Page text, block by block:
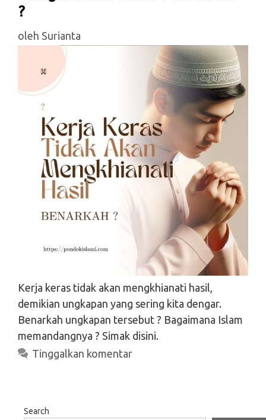
?
oleh Surianta
Kerja keras tidak akan mengkhianati hasil,
demikian ungkapan yang sering kita dengar.
Benarkah ungkapan tersebut ? Bagaimana Islam
memandangnya ? Simak disini.
Tinggalkan komentar
Search